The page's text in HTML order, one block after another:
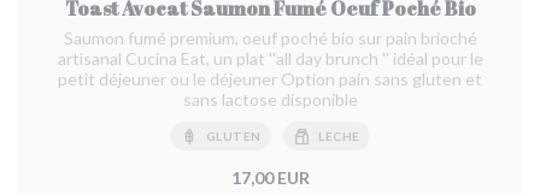
Toast Avocat Saumon Fumé Oeuf Poché Bio
Saumon fumé premium, oeuf poché bio sur pain brioché
artisanal Cucina Eat, un plat ''all day brunch '' idéal pour le
petit déjeuner ou le déjeuner Option pain sans gluten et
sans lactose disponible
GLUTEN LECHE
17,00 EUR